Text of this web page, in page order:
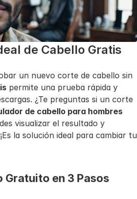
de Cabello Gratis
un nuevo corte de cabello sin
permite una prueba rápida y
¿Te preguntas si un corte
de cabello para hombres
visualizar el resultado y
la solución ideal para cambiar tu
Gratuito en 3 Pasos